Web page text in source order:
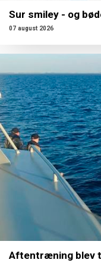
Sur smiley - og
07 august 2026
Aftentræning blev